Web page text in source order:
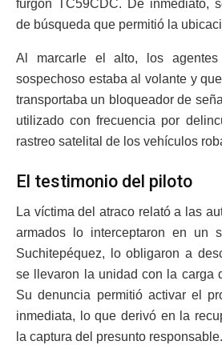
furgón TC59CDC. De inmediato,
de búsqueda que permitió la
Al marcarle el alto, los agentes
sospechoso estaba al volante y
transportaba un bloqueador de
utilizado con frecuencia por
rastreo satelital de los vehículos
El testimonio del piloto
La víctima del atraco relató a las
armados lo interceptaron en un
Suchitepéquez, lo obligaron a
se llevaron la unidad con la carga
Su denuncia permitió activar el
inmediata, lo que derivó en la
la captura del presunto responsable.